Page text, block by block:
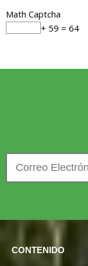
Math Captcha
+ 59 = 64
CONTENIDO